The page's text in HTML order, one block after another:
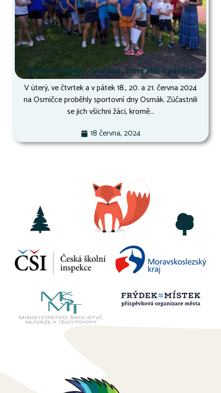
Osmák druháků, třeťáků, čtvrťáků a páťáků
V úterý, ve čtvrtek a v pátek 18., 20. a 21. června 2024
na Osmičce proběhly sportovní dny Osmák. Zúčastnili
se jich všichni žáci, kromě...
18 června, 2024